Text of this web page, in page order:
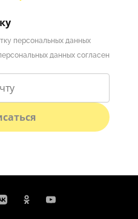
персональных данных
данных согласен